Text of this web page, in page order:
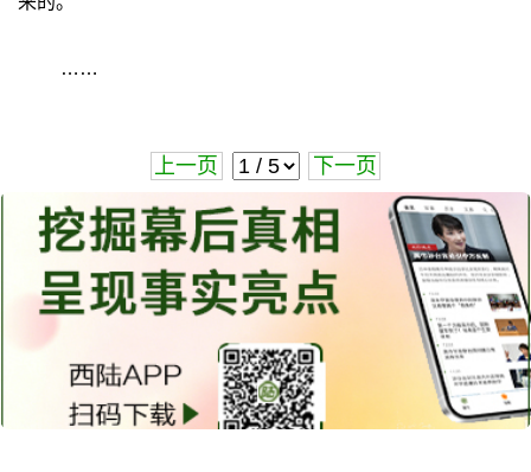
……
上一页 下一页